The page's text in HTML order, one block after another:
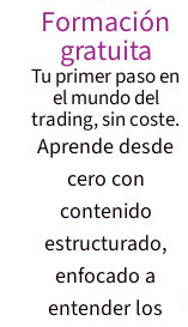
Formación
gratuita
Tu primer paso en
el mundo del
trading, sin coste.
Aprende desde
cero con
contenido
estructurado,
enfocado a
entender los